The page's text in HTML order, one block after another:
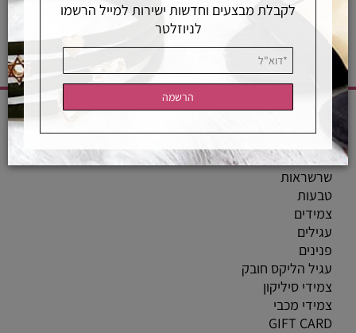
CATEGORIES
שרשראות
טבעות
צמידים
עגילים
פנינים
עגיל הליקס חובק
צמידי סיליקון
צמידי מכבי
GIFT CARD
לקבלת מבצעים וחדשות ישירות למייל הרשמו
לניוזלטר